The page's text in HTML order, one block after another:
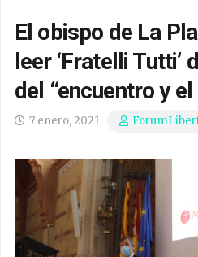
El obispo de La
leer ‘Fratelli Tutti’
del “encuentro y
7 enero, 2021